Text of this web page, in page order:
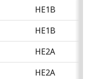
HE1B
HE1B
HE2A
HE2A